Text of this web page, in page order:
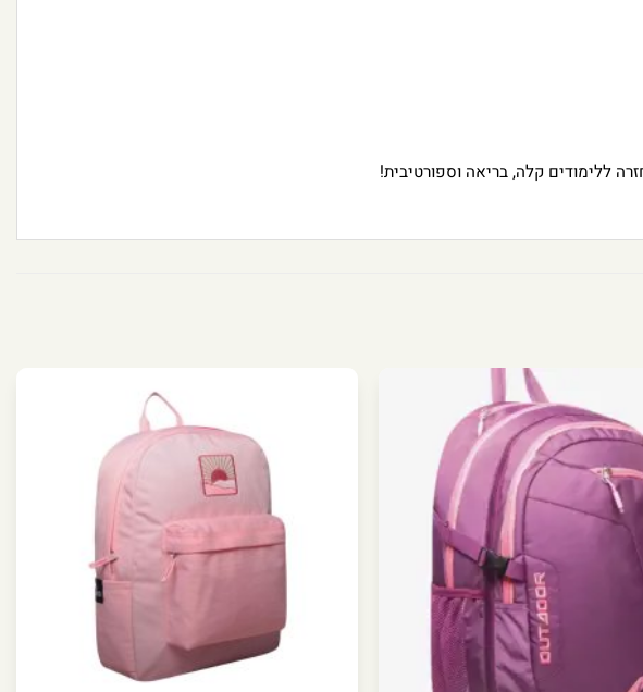
ללימודים קלה, בריאה וספורטיבית!